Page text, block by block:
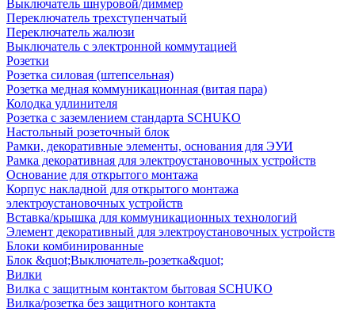
Выключатель шнуровой/диммер
Переключатель трехступенчатый
Переключатель жалюзи
Выключатель с электронной коммутацией
Розетки
Розетка силовая (штепсельная)
Розетка медная коммуникационная (витая пара)
Колодка удлинителя
Розетка с заземлением стандарта SCHUKO
Настольный розеточный блок
Рамки, декоративные элементы, основания для ЭУИ
Рамка декоративная для электроустановочных устройств
Основание для открытого монтажа
Корпус накладной для открытого монтажа
электроустановочных устройств
Вставка/крышка для коммуникационных технологий
Элемент декоративный для электроустановочных устройств
Блоки комбинированные
Блок &quot;Выключатель-розетка&quot;
Вилки
Вилка с защитным контактом бытовая SCHUKO
Вилка/розетка без защитного контакта